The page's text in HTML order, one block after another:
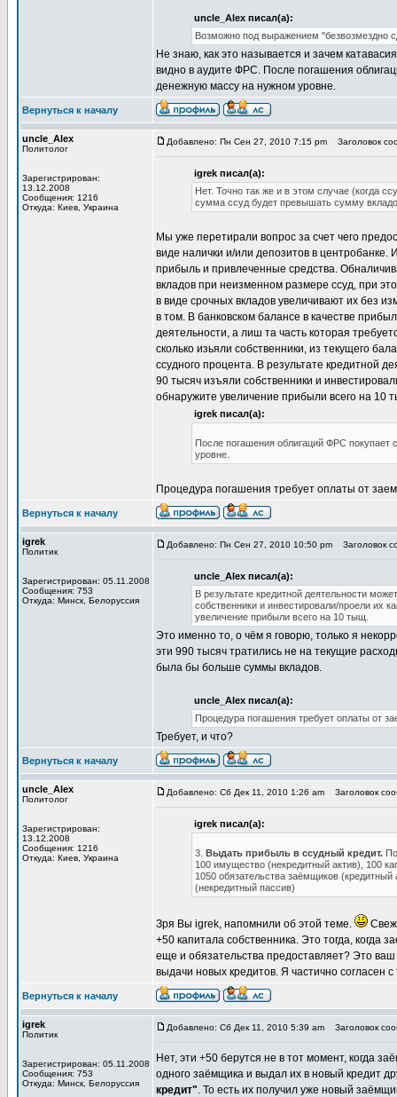
uncle_Alex писал(а):
Возможно под выражением "безвозмездно
Не знаю, как это называется и зачем
видно в аудите ФРС. После погашения
денежную массу на нужном уровне.
Вернуться к началу
uncle_Alex
Политолог
Зарегистрирован:
13.12.2008
Сообщения: 1216
Откуда: Киев, Украина
Добавлено: Пн Сен 27, 2010 7:15 pm Заголовок
igrek писал(а):
Нет. Точно так же и в этом случае (когда
сумма ссуд будет превышать сумму
Мы уже перетирали вопрос за счет чего
виде налички и/или депозитов в центробанке.
прибыль и привлеченные средства.
вкладов при неизменном размере ссуд, при
в виде срочных вкладов увеличивают их без
в том. В банковском балансе в качестве
деятельности, а лиш та часть которая
сколько изьяли собственники, из текущего
ссудного процента. В результате кредитной
90 тысяч изъяли собственники и
обнаружите увеличение прибыли всего на 10
igrek писал(а):
После погашения облигаций ФРС
уровне.
Процедура погашения требует оплаты от
Вернуться к началу
igrek
Политик
Зарегистрирован: 05.11.2008
Сообщения: 753
Откуда: Минск, Белоруссия
Добавлено: Пн Сен 27, 2010 10:50 pm Заголовок
uncle_Alex писал(а):
В результате кредитной деятельности
собственники и инвестировали/проели их
увеличение прибыли всего на 10 тыщ.
Это именно то, о чём я говорю, только я
эти 990 тысяч тратились не на текущие
была бы больше суммы вкладов.
uncle_Alex писал(а):
Процедура погашения требует оплаты от
Требует, и что?
Вернуться к началу
uncle_Alex
Политолог
Зарегистрирован:
13.12.2008
Сообщения: 1216
Откуда: Киев, Украина
Добавлено: Сб Дек 11, 2010 1:26 am Заголовок
igrek писал(а):
3. Выдать прибыль в ссудный кредит.
100 имущество (некредитный актив), 100
1050 обязательства заёмщиков (кредитный
(некредитный пассив)
Зря Вы igrek, напомнили об этой теме.
+50 капитала собственника. Это тогда, когда
еще и обязательства предоставляет? Это
выдачи новых кредитов. Я частично согласен
Вернуться к началу
igrek
Политик
Зарегистрирован: 05.11.2008
Сообщения: 753
Откуда: Минск, Белоруссия
Добавлено: Сб Дек 11, 2010 5:39 am Заголовок
Нет, эти +50 берутся не в тот момент, когда
одного заёмщика и выдал их в новый кредит
кредит". То есть их получил уже новый